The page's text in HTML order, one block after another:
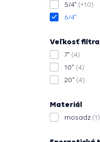
5/4" (+10)
6/4"
Veľkosť filtra
7" (4)
10" (4)
20" (4)
Materiál
mosadz (1)